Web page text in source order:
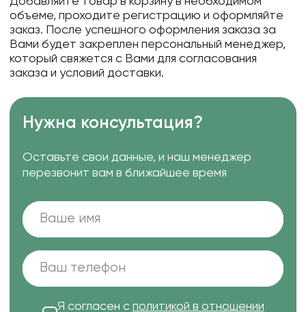
объеме, проходите регистрацию и оформляйте
заказ. После успешного оформления заказа за
Вами будет закреплен персональный менеджер,
который свяжется с Вами для согласования
заказа и условий доставки.
Нужна консультация?
Оставьте свои данные, и наш менеджер
перезвонит вам в ближайшее время
Я согласен с политикой в отношении